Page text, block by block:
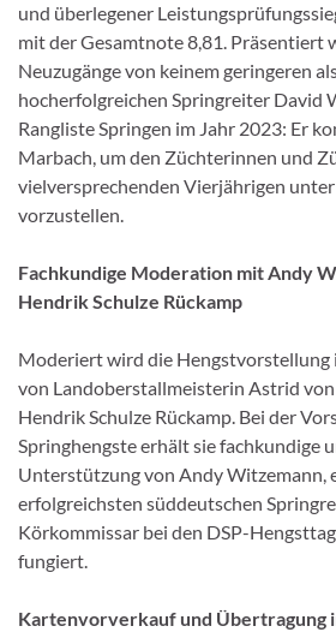
und überlegener
mit der Gesamtnote 8,81. Präsentiert
Neuzugänge von keinem geringeren
hocherfolgreichen Springreiter David
Rangliste Springen im Jahr 2023: Er
Marbach, um den Züchterinnen und
vielversprechenden Vierjährigen
vorzustellen.
Fachkundige Moderation mit Andy
Hendrik Schulze Rückamp
Moderiert wird die Hengstvorstellung
von Landoberstallmeisterin Astrid
Hendrik Schulze Rückamp. Bei der
Springhengste erhält sie fachkundige
Unterstützung von Andy Witzemann,
erfolgreichsten süddeutschen
Körkommissar bei den DSP-
fungiert.
Kartenvorverkauf und Übertragung